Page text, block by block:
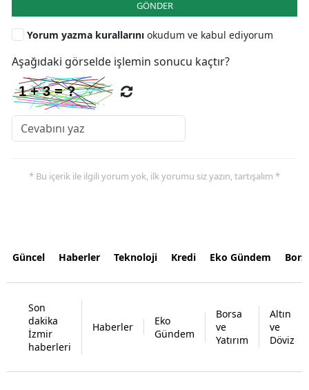
GÖNDER
Yorum yazma kurallarını okudum ve kabul ediyorum
Aşağıdaki görselde işlemin sonucu kaçtır?
* Bu içerik ile ilgili yorum yok, ilk yorumu siz yazın, tartışalım *
Güncel Haberler Teknoloji Kredi Eko Gündem
Son
dakika
İzmir
haberleri
Haberler
Eko
Gündem
Borsa
ve
Yatırım
Altın
ve
Döviz